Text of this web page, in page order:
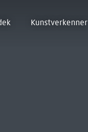
Kunstverkenner